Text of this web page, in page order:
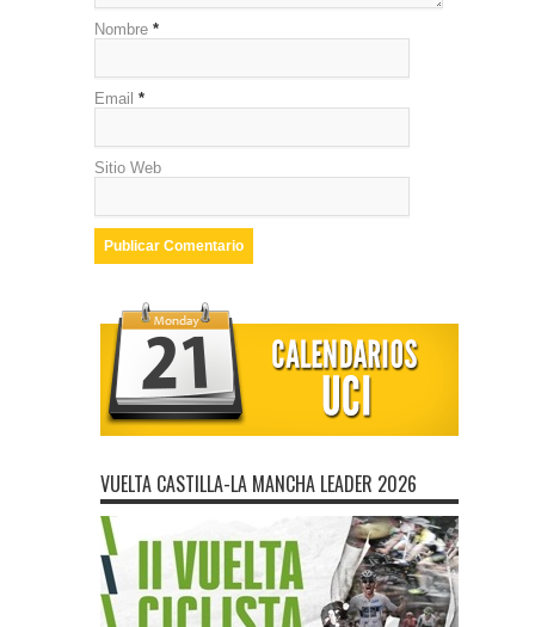
Nombre *
Email *
Sitio Web
VUELTA CASTILLA-LA MANCHA LEADER 2026